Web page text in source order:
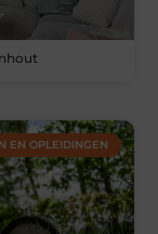
EN OPLEIDINGEN